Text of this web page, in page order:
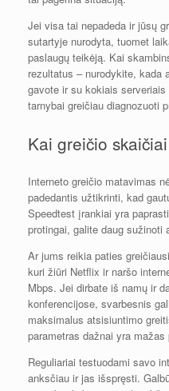
Jei visa tai nepadeda ir jūsų
sutartyje nurodyta, tuomet
paslaugų teikėją. Kai
rezultatus – nurodykite, kada
gavote ir su kokiais
tarnybai greičiau diagnozuoti
Kai greičio
Interneto greičio matavimas
padedantis užtikrinti, kad
Speedtest įrankiai yra
protingai, galite daug sužinoti
Ar jums reikia paties
kuri žiūri Netflix ir naršo
Mbps. Jei dirbate iš namų ir
konferencijose, svarbesnis
maksimalus atsisiuntimo
parametras dažnai yra
Reguliariai testuodami savo
anksčiau ir jas išspręsti.